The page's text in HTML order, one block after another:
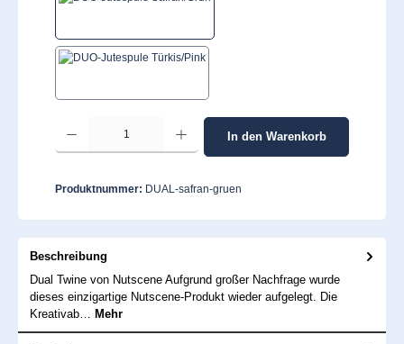
Produkt Anzahl: Gib den gewünschten Wert ein oder benutze die Schaltflächen
In den Warenkorb
Produktnummer: DUAL-safran-gruen
Beschreibung
Dual Twine von Nutscene Aufgrund großer Nachfrage wurde
dieses einzigartige Nutscene-Produkt wieder aufgelegt. Die
Kreativab… Mehr